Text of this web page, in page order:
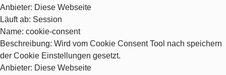
Anbieter: Diese Webseite
Läuft ab: Session
Name: cookie-consent
Beschreibung: Wird vom Cookie Consent Tool nach speichern
der Cookie Einstellungen gesetzt.
Anbieter: Diese Webseite